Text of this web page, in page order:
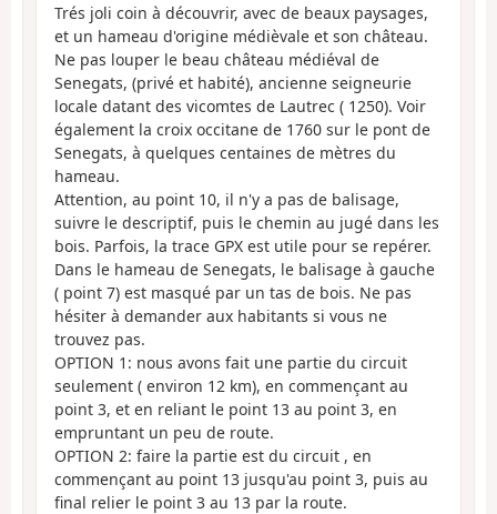
Trés joli coin à découvrir, avec de beaux paysages,
et un hameau d'origine médièvale et son château.
Ne pas louper le beau château médiéval de
Senegats, (privé et habité), ancienne seigneurie
locale datant des vicomtes de Lautrec ( 1250). Voir
également la croix occitane de 1760 sur le pont de
Senegats, à quelques centaines de mètres du
hameau.
Attention, au point 10, il n'y a pas de balisage,
suivre le descriptif, puis le chemin au jugé dans les
bois. Parfois, la trace GPX est utile pour se repérer.
Dans le hameau de Senegats, le balisage à gauche
( point 7) est masqué par un tas de bois. Ne pas
hésiter à demander aux habitants si vous ne
trouvez pas.
OPTION 1: nous avons fait une partie du circuit
seulement ( environ 12 km), en commençant au
point 3, et en reliant le point 13 au point 3, en
empruntant un peu de route.
OPTION 2: faire la partie est du circuit , en
commençant au point 13 jusqu'au point 3, puis au
final relier le point 3 au 13 par la route.